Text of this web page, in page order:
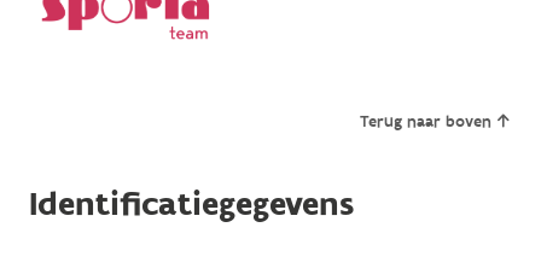
Terug naar boven
Identificatiegegevens